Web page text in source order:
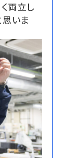
両立し
いま